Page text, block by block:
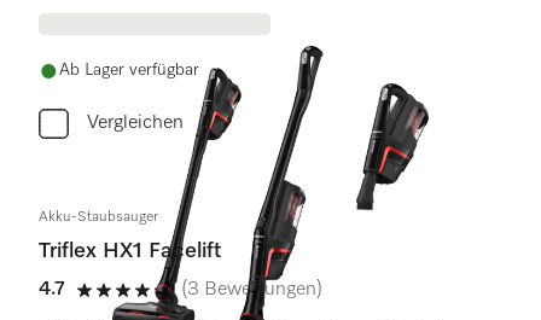
Ab Lager verfügbar
Vergleichen
Akku-Staubsauger
Triflex HX1 Facelift
4.7
4.7 Sterne von 5
(3 Bewertungen)